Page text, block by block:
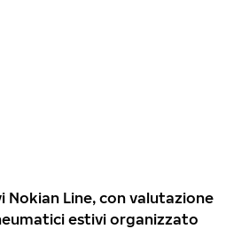
Nokian Line, con valutazione
estivi organizzato